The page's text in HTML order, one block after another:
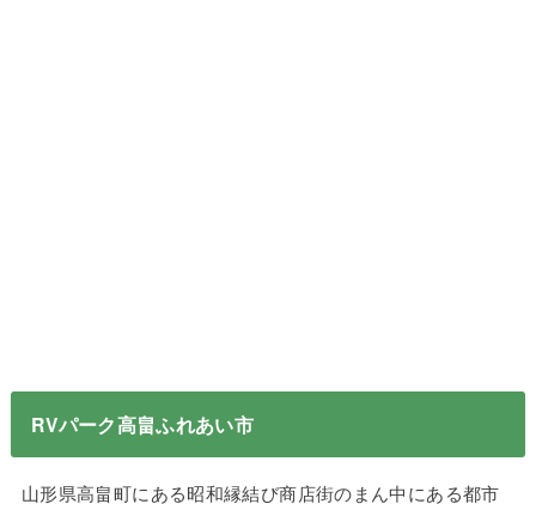
RVパーク高畠ふれあい市
山形県高畠町にある昭和縁結び商店街のまん中にある都市